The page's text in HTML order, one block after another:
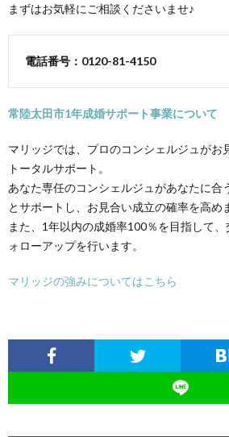
まずはお気軽にご相談くださいませ♪
電話番号：0120-81-4150
常陸太田市1年成婚サポート事業について
マリッジでは、プロのコンシェルジュがお
トータルサポート。
あなた専任のコンシェルジュがあなたに合
とサポートし、お見合い成立の確率を高め
また、1年以内の成婚率100％を目指して
ォローアップを行います。
マリッジの強みについてはこちら